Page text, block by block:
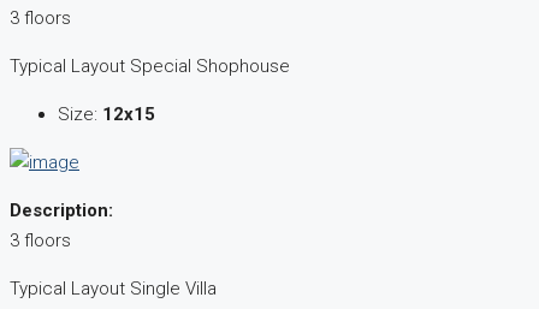
3 floors
Typical Layout Special Shophouse
Size: 12x15
Description:
3 floors
Typical Layout Single Villa